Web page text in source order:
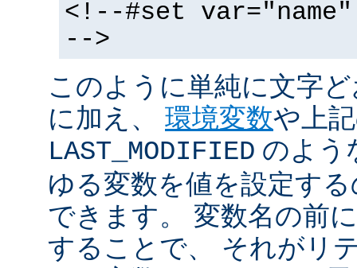
<!--#set
-->
このように単純に文字
に加え、 環境変数や上
LAST_MODIFIED のよう
ゆる変数を値を設定す
できます。 変数名の前
することで、 それがリ